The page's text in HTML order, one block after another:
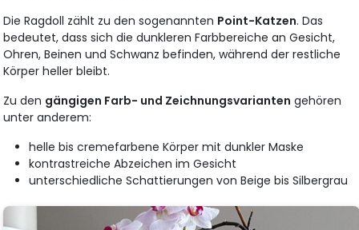
Die Ragdoll zählt zu den sogenannten Point-Katzen. Das
bedeutet, dass sich die dunkleren Farbbereiche an Gesicht,
Ohren, Beinen und Schwanz befinden, während der restliche
Körper heller bleibt.
Zu den gängigen Farb- und Zeichnungsvarianten gehören
unter anderem:
helle bis cremefarbene Körper mit dunkler Maske
kontrastreiche Abzeichen im Gesicht
unterschiedliche Schattierungen von Beige bis Silbergrau